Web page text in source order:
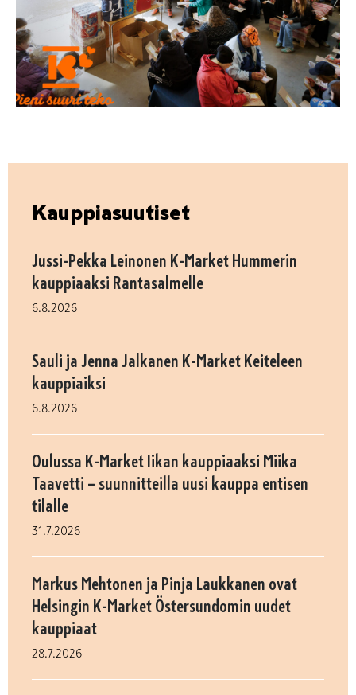
Kauppiasuutiset
Jussi-Pekka Leinonen K-Market Hummerin
kauppiaaksi Rantasalmelle
6.8.2026
Sauli ja Jenna Jalkanen K-Market Keiteleen
kauppiaiksi
6.8.2026
Oulussa K-Market Iikan kauppiaaksi Miika
Taavetti – suunnitteilla uusi kauppa entisen
tilalle
31.7.2026
Markus Mehtonen ja Pinja Laukkanen ovat
Helsingin K-Market Östersundomin uudet
kauppiaat
28.7.2026